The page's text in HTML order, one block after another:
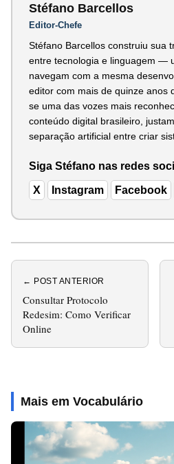
Stéfano Barcellos
Editor-Chefe
Stéfano Barcellos construiu sua
entre tecnologia e linguagem —
navegam com a mesma
editor com mais de quinze anos
se uma das vozes mais
conteúdo digital brasileiro,
separação artificial entre criar
Siga Stéfano nas redes
X Instagram Facebook
← POST ANTERIOR
Consultar Protocolo
Redesim: Como Verificar
Online
Mais em Vocabulário